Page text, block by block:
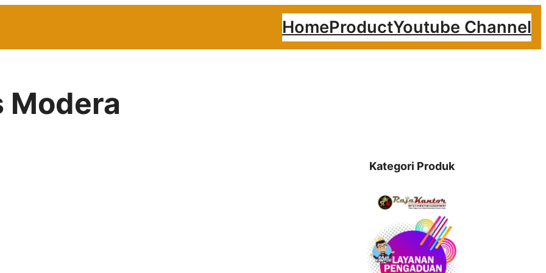
HomeProductYoutube Channel
Modera
Kategori Produk